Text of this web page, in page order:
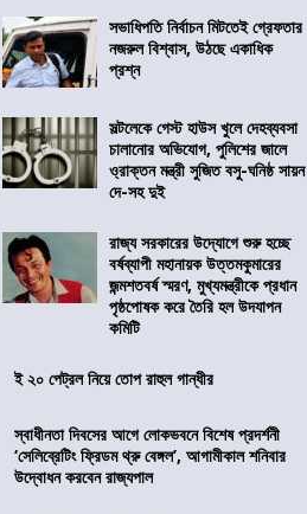
সভাধিপতি নির্বাচন মিটতেই গ্রেফতার
নজরুল বিশ্বাস, উঠছে একাধিক
প্রশ্ন
সল্টলেকে গেস্ট হাউস খুলে দেহব্যবসা
চালানোর অভিযোগ, পুলিশের জালে
ও্রাক্তন মন্ত্রী সুজিত বসু-ঘনিষ্ঠ সায়ন
দে-সহ দুই
রাজ্য সরকারের উদ্যোগে শুরু হচ্ছে
বর্ষব্যাপী মহানায়ক উত্তমকুমারের
জন্মশতবর্ষ স্মরণ, মুখ্যমন্ত্রীকে প্রধান
পৃষ্ঠপোষক করে তৈরি হল উদযাপন
কমিটি
ই ২০ পেট্রল নিয়ে তোপ রাহুল গান্ধীর
স্বাধীনতা দিবসের আগে লোকভবনে বিশেষ প্রদর্শনী
‘সেলিব্রেটিং ফ্রিডম থ্রু বেঙ্গল’, আগামীকাল শনিবার
উদ্বোধন করবেন রাজ্যপাল